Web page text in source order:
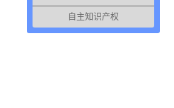
自主知识产权